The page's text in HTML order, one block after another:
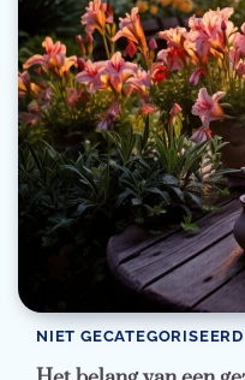
NIET GECATEGORISEERD